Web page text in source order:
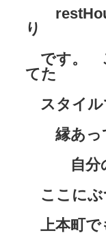
り
です。
てた
スタイル
縁あっ
自分の
ここにぶ
上本町で